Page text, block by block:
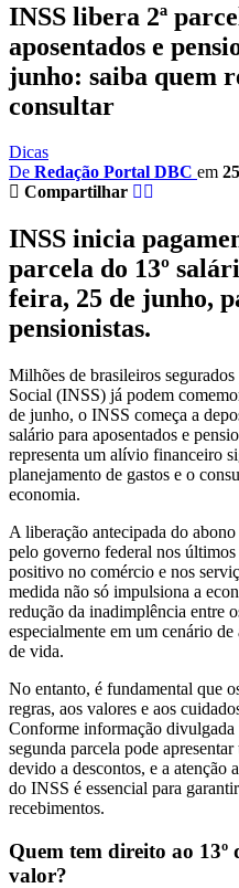
INSS libera 2ª
aposentados e
junho: saiba quem
consultar
Dicas
De Redação Portal DBC em
Compartilhar
INSS inicia
parcela do 13º
feira, 25 de junho,
pensionistas.
Milhões de brasileiros
Social (INSS) já podem
de junho, o INSS começa a
salário para aposentados e
representa um alívio financeiro
planejamento de gastos e o
economia.
A liberação antecipada do
pelo governo federal nos
positivo no comércio e nos
medida não só impulsiona a
redução da inadimplência entre
especialmente em um cenário
de vida.
No entanto, é fundamental que
regras, aos valores e aos
Conforme informação
segunda parcela pode
devido a descontos, e a atenção
do INSS é essencial para
recebimentos.
Quem tem direito ao 13º
valor?